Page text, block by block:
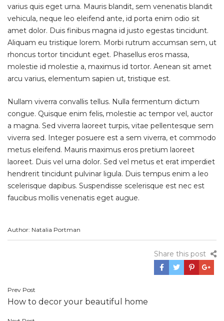
varius quis eget urna. Mauris blandit, sem venenatis blandit
vehicula, neque leo eleifend ante, id porta enim odio sit
amet dolor. Duis finibus magna id justo egestas tincidunt.
Aliquam eu tristique lorem. Morbi rutrum accumsan sem, ut
rhoncus tortor tincidunt eget. Phasellus eros massa,
molestie id molestie a, maximus id tortor. Aenean sit amet
arcu varius, elementum sapien ut, tristique est.
Nullam viverra convallis tellus. Nulla fermentum dictum
congue. Quisque enim felis, molestie ac tempor vel, auctor
a magna. Sed viverra laoreet turpis, vitae pellentesque sem
viverra sed. Integer posuere est a sem viverra, et commodo
metus eleifend. Mauris maximus eros pretium laoreet
laoreet. Duis vel urna dolor. Sed vel metus et erat imperdiet
hendrerit tincidunt pulvinar ligula. Duis tempus enim a leo
scelerisque dapibus. Suspendisse scelerisque est nec est
faucibus mollis venenatis eget augue.
Author: Natalia Portman
Share this post
Post
Prev Post
How to decor your beautiful home